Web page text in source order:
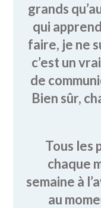
grands
qui
faire, je ne
c’est un
de
Bien sûr,
Tous les
chaque
semaine à
au